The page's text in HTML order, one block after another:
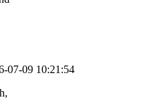
07-09 10:21:54